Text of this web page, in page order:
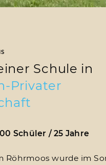
Schule in
Privater
Schüler / 25 Jahre
Röhrmoos wurde im